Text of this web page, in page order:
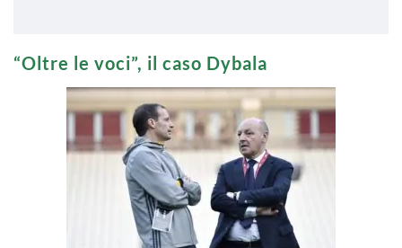
“Oltre le voci”, il caso Dybala